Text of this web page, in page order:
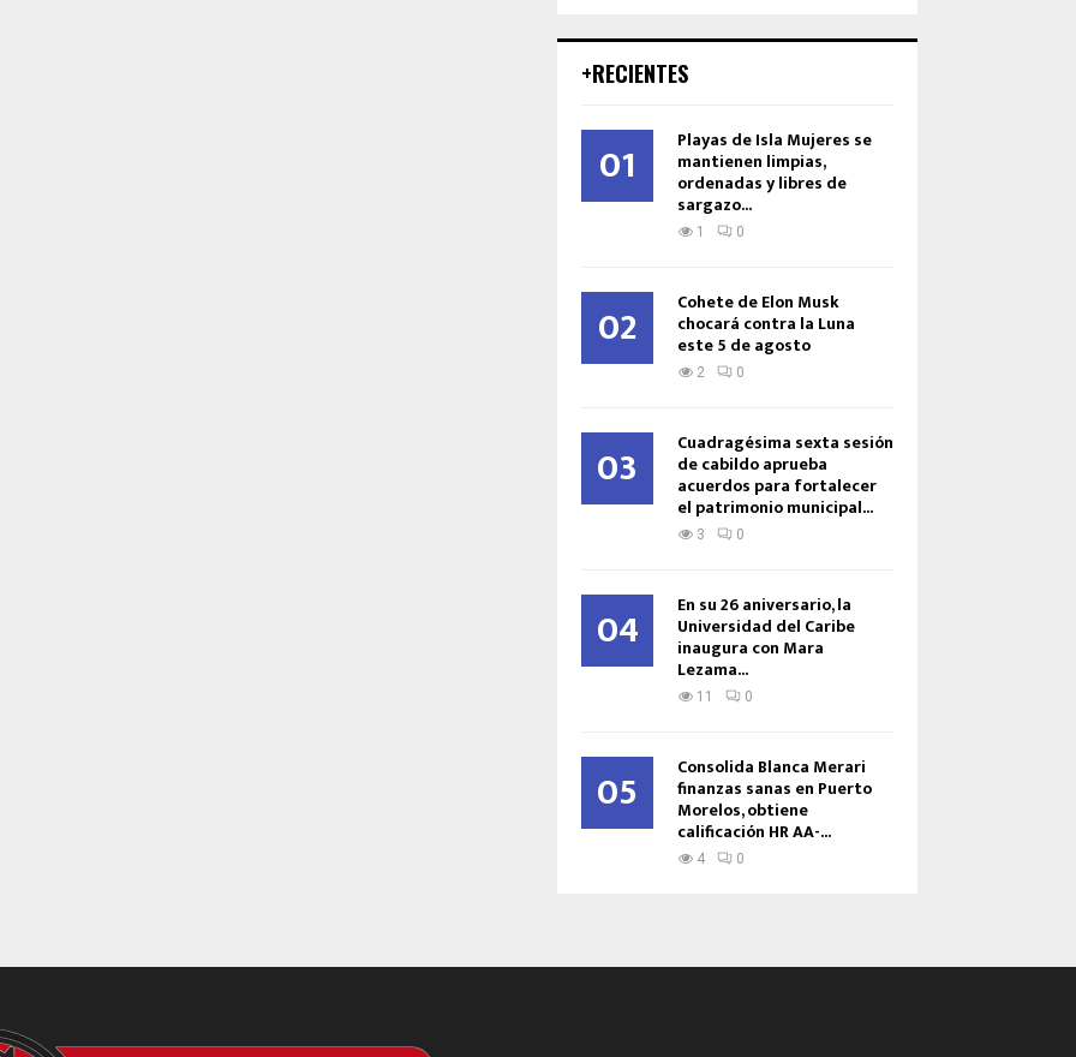
+RECIENTES
01 Playas de Isla Mujeres se
mantienen limpias,
ordenadas y libres de
sargazo...
1 0
02 Cohete de Elon Musk
chocará contra la Luna
este 5 de agosto
2 0
03 Cuadragésima sexta sesión
de cabildo aprueba
acuerdos para fortalecer
el patrimonio municipal...
3 0
04 En su 26 aniversario, la
Universidad del Caribe
inaugura con Mara
Lezama...
11 0
05 Consolida Blanca Merari
finanzas sanas en Puerto
Morelos, obtiene
calificación HR AA-...
4 0